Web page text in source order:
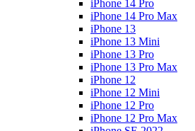
iPhone 14 Pro
iPhone 14 Pro Max
iPhone 13
iPhone 13 Mini
iPhone 13 Pro
iPhone 13 Pro Max
iPhone 12
iPhone 12 Mini
iPhone 12 Pro
iPhone 12 Pro Max